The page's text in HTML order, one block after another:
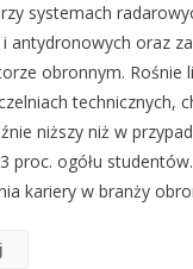
systemach
antydronowych oraz
obronnym. Rośnie
technicznych,
niższy niż w
proc. ogółu
kariery w branży